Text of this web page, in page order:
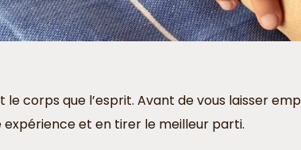
corps que l’esprit. Avant de vous laisser
expérience et en tirer le meilleur parti.